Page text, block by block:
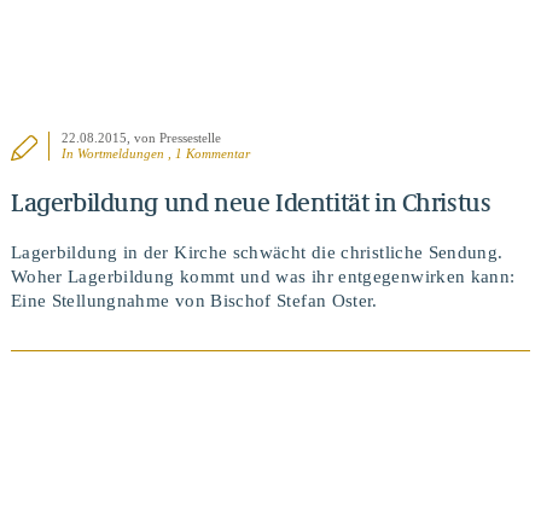
22.08.2015 , von Pressestelle
InWortmeldungen , 1 Kommentar
Lagerbildung und neue Identität in Christus
Lagerbildung in der Kirche schwächt die christliche Sendung.
Woher Lagerbildung kommt und was ihr entgegenwirken kann:
Eine Stellungnahme von Bischof Stefan Oster.